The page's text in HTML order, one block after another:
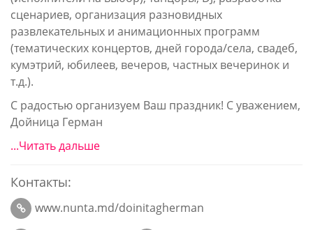
сценариев, организация разновидных
развлекательных и анимационных программ
(тематических концертов, дней города/села, свадеб,
кумэтрий, юбилеев, вечеров, частных вечеринок и
т.д.).
С радостью организуем Ваш праздник! С уважением,
Дойница Герман
...Читать дальше
Контакты:
www.nunta.md/doinitagherman